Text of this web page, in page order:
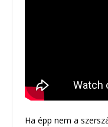
Ha épp nem a